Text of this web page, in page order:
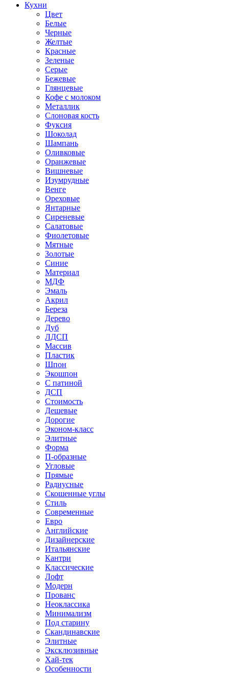
Кухни
Цвет
Белые
Черные
Желтые
Красные
Зеленые
Серые
Бежевые
Глянцевые
Кофе с молоком
Металлик
Слоновая кость
Фуксия
Шоколад
Шампань
Оливковые
Оранжевые
Вишневые
Изумрудные
Венге
Ореховые
Янтарные
Сиреневые
Салатовые
Фиолетовые
Мятные
Золотые
Синие
Материал
МДФ
Эмаль
Акрил
Береза
Дерево
Дуб
ЛДСП
Массив
Пластик
Шпон
Экошпон
С патиной
ДСП
Стоимость
Дешевые
Дорогие
Эконом-класс
Элитные
Форма
П-образные
Угловые
Прямые
Радиусные
Скошенные углы
Стиль
Современные
Евро
Английские
Дизайнерские
Итальянские
Кантри
Классические
Лофт
Модерн
Прованс
Неоклассика
Минимализм
Под старину
Скандинавские
Элитные
Эксклюзивные
Хай-тек
Особенности